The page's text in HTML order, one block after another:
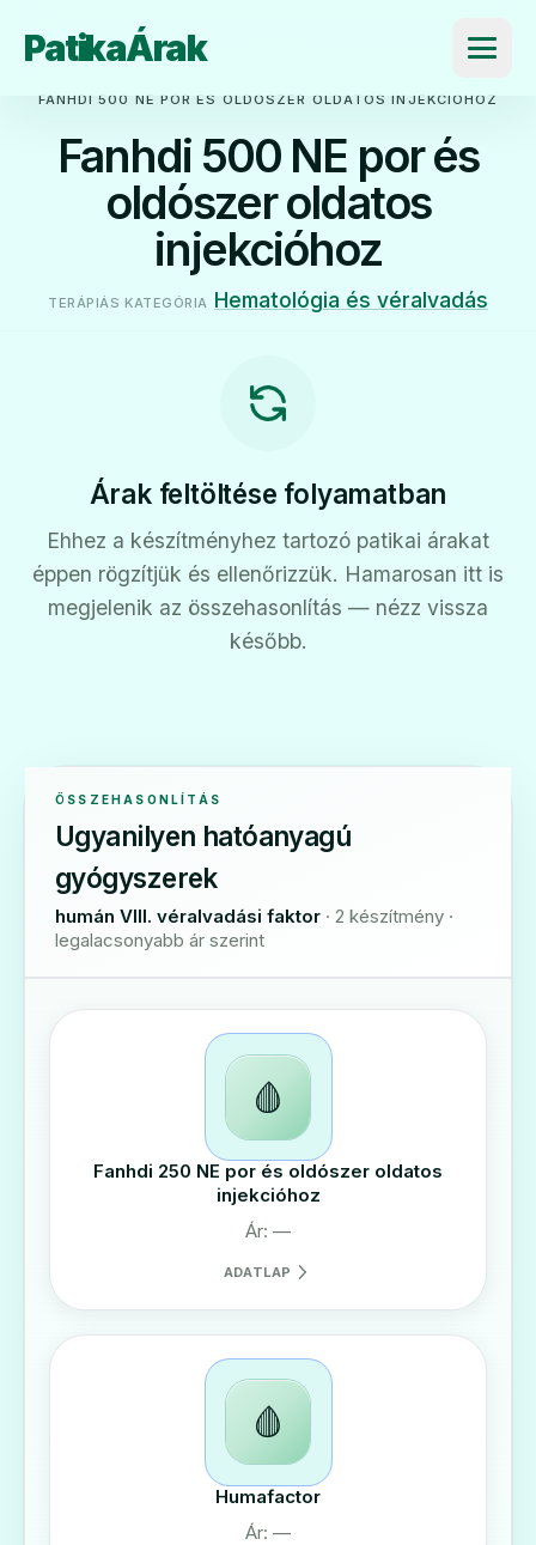
PatikaÁrak
FANHDI 500 NE POR ÉS OLDÓSZER OLDATOS INJEKCIÓHOZ
Fanhdi 500 NE por és
oldószer oldatos
injekcióhoz
TERÁPIÁS KATEGÓRIA Hematológia és véralvadás
Árak feltöltése folyamatban
Ehhez a készítményhez tartozó patikai árakat
éppen rögzítjük és ellenőrizzük. Hamarosan itt is
megjelenik az összehasonlítás — nézz vissza
később.
ÖSSZEHASONLÍTÁS
Ugyanilyen hatóanyagú
gyógyszerek
humán VIII. véralvadási faktor · 2 készítmény ·
legalacsonyabb ár szerint
🩸
Fanhdi 250 NE por és oldószer oldatos
injekcióhoz
Ár: —
ADATLAP
🩸
Humafactor
Ár: —